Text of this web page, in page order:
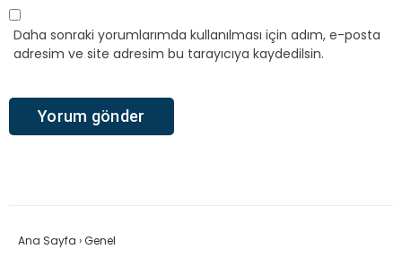
Daha sonraki yorumlarımda kullanılması için adım, e-posta
adresim ve site adresim bu tarayıcıya kaydedilsin.
Ana Sayfa ›Genel